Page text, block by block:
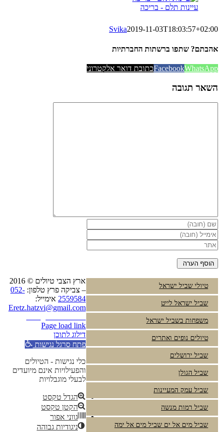
עיינות תלם - בריכה
Svika2019-11-03T18:03:57+02:00
אהבתם? שתפו ברשתות החברתיות
FacebookWhatsApp כתובת דואר אלקטרוני
השאר תגובה
טיולי שביל ישראל
שביל ישראל לייט
משפחות בשביל ישראל
טיולים נופים ואתרים
שביל ירושלים
שביל הגולן
שביל עמק המעיינות
שביל רמות מנשה
שביל מים אל ים שביל מים אל ימה
ארץ הצבי טיולים © 2016
– צביקה פרץ טלפון: 052-
2559584 אימייל:
Eretz.hatzvi@gmail.com
Page load link
דילוג לתוכן
פתח סרגל נגישות
כלי נגישות - הטיולים
והפעילויות אינם מיועדים
לבעלי מוגבלויות
הגדל טקסט
הקטן טקסט
גווני אפור
ניגודיות גבוהה